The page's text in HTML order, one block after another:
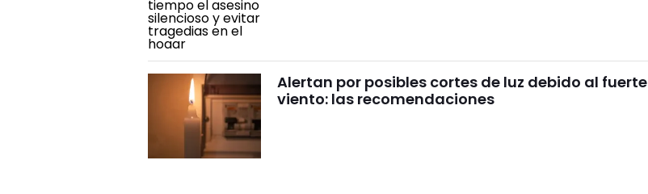
Alertan por posibles cortes de luz debido al fuerte
viento: las recomendaciones